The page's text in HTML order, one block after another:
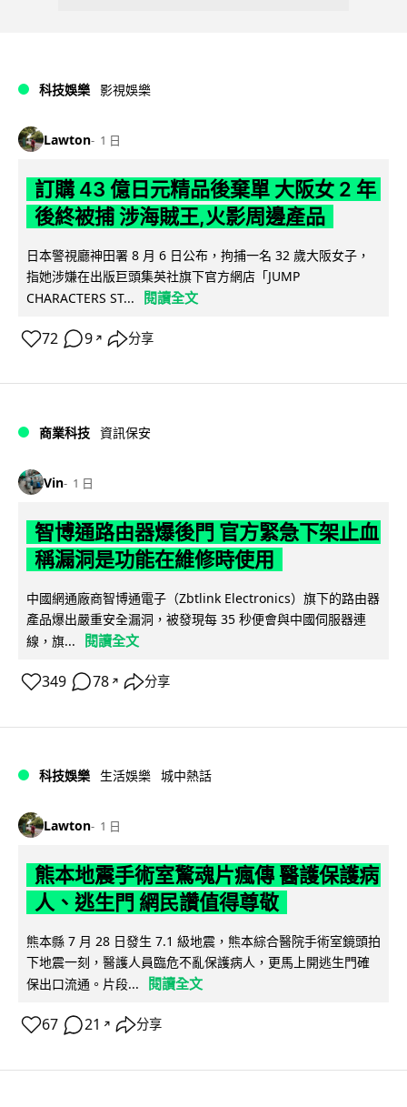
科技娛樂 影視娛樂
Lawton 1 日
訂購 43 億日元精品後棄單 大阪女 2 年
後終被捕 涉海賊王,火影周邊產品
日本警視廳神田署 8 月 6 日公布，拘捕一名 32 歲大阪女子，
指她涉嫌在出版巨頭集英社旗下官方網店「JUMP
CHARACTERS ST...
閱讀全文
72 9 ↗ 分享
商業科技 資訊保安
Vin 1 日
智博通路由器爆後門 官方緊急下架止血
稱漏洞是功能在維修時使用
中國網通廠商智博通電子（Zbtlink Electronics）旗下的路由器
產品爆出嚴重安全漏洞，被發現每 35 秒便會與中國伺服器連
線，旗...
閱讀全文
349 78 ↗ 分享
科技娛樂 生活娛樂 城中熱話
Lawton 1 日
熊本地震手術室驚魂片瘋傳 醫護保護病
人、逃生門 網民讚值得尊敬
熊本縣 7 月 28 日發生 7.1 級地震，熊本綜合醫院手術室鏡頭拍
下地震一刻，醫護人員臨危不亂保護病人，更馬上開逃生門確
保出口流通。片段...
閱讀全文
67 21 ↗ 分享